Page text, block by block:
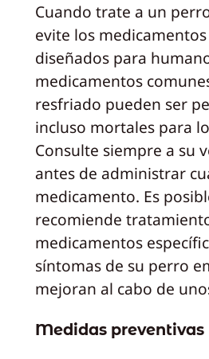
Cuando trate a un
evite los
diseñados para
medicamentos
resfriado pueden ser
incluso mortales para
Consulte siempre a su
antes de administrar
medicamento. Es
recomiende
medicamentos
síntomas de su perro
mejoran al cabo de
Medidas preventivas